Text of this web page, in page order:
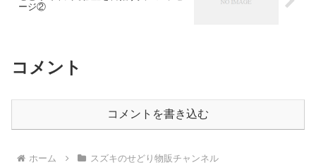
ージ②
コメント
コメントを書き込む
ホーム スズキのせどり物販チャンネル